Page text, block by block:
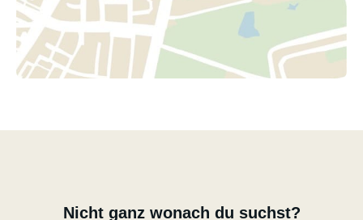
Nicht ganz wonach du suchst?